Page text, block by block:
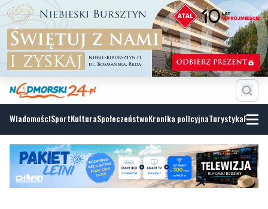
WiadomościSportKulturaSpołeczeństwoKronika policyjnaTurystyka